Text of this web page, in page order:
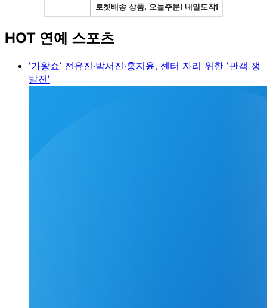
HOT 연예 스포츠
'가왕쇼’ 전유진·박서진·홍지윤, 센터 자리 위한 '관객 쟁
탈전'